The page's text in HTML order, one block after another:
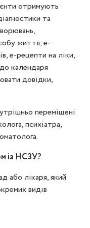
отримують
та
життя, е-
е-рецепти на ліки,
календаря
довідки,
переміщені
психіатра,
із НСЗУ?
або лікаря, який
видів